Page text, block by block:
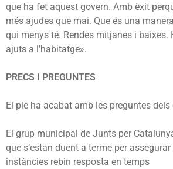
que ha fet aquest govern. Amb èxit
més ajudes que mai. Que és una manera
qui menys té. Rendes mitjanes i baixes.
ajuts a l’habitatge».
PRECS I PREGUNTES
El ple ha acabat amb les preguntes
El grup municipal de Junts per
que s’estan duent a terme per
instàncies rebin resposta en temps